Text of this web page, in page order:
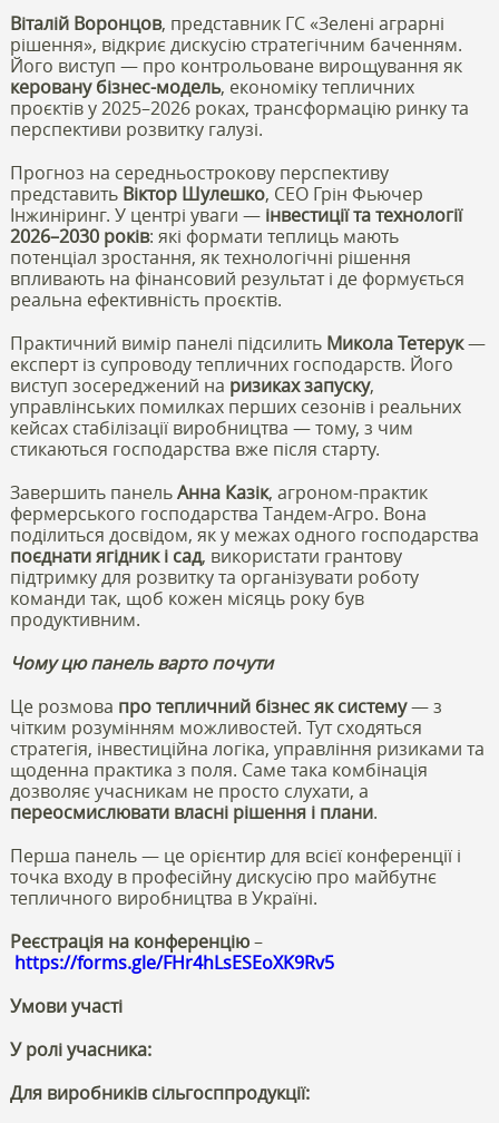
Віталій Воронцов, представник ГС «Зелені аграрні
рішення», відкриє дискусію стратегічним баченням.
Його виступ — про контрольоване вирощування як
керовану бізнес-модель, економіку тепличних
проєктів у 2025–2026 роках, трансформацію ринку та
перспективи розвитку галузі.
Прогноз на середньострокову перспективу
представить Віктор Шулешко, CEO Грін Фьючер
Інжиніринг. У центрі уваги — інвестиції та технології
2026–2030 років: які формати теплиць мають
потенціал зростання, як технологічні рішення
впливають на фінансовий результат і де формується
реальна ефективність проєктів.
Практичний вимір панелі підсилить Микола Тетерук—
експерт із супроводу тепличних господарств. Його
виступ зосереджений на ризиках запуску,
управлінських помилках перших сезонів і реальних
кейсах стабілізації виробництва — тому, з чим
стикаються господарства вже після старту.
Завершить панельАнна Казік, агроном-практик
фермерського господарства Тандем-Агро. Вона
поділиться досвідом, як у межах одного господарства
поєднати ягідник і сад, використати грантову
підтримку для розвитку та організувати роботу
команди так, щоб кожен місяць року був
продуктивним.
Чому цю панель варто почути
Це розмова про тепличний бізнес як систему— з
чітким розумінням можливостей. Тут сходяться
стратегія, інвестиційна логіка, управління ризиками та
щоденна практика з поля. Саме така комбінація
дозволяє учасникам не просто слухати, а
переосмислювати власні рішення і плани.
Перша панель — це орієнтир для всієї конференції і
точка входу в професійну дискусію про майбутнє
тепличного виробництва в Україні.
Реєстрація на конференцію–
https://forms.gle/FHr4hLsESEoXK9Rv5
Умови участі
У ролі учасника:
Для виробників сільгосппродукції: